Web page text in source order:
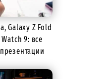
Galaxy Z Fold
9: все